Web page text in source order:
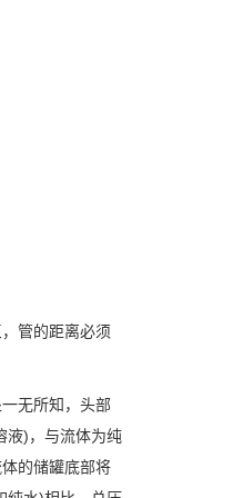
管的距离必须
无所知，头部
液)，与流体为纯
的储罐底部将